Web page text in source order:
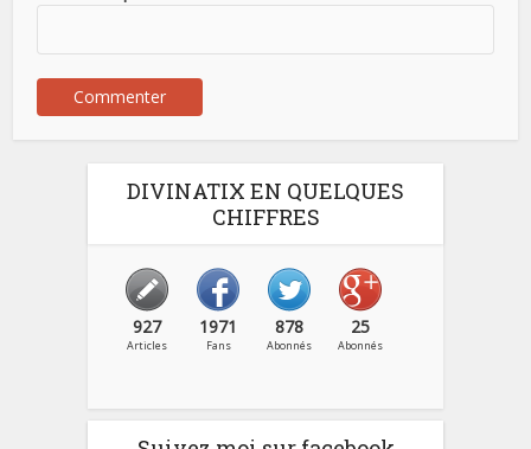
DIVINATIX EN QUELQUES
CHIFFRES
927
Articles
1971
Fans
878
Abonnés
25
Abonnés